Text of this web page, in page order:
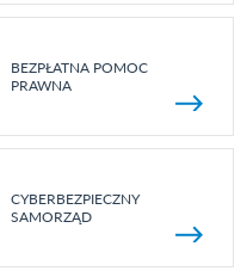
BEZPŁATNA POMOC
PRAWNA
CYBERBEZPIECZNY
SAMORZĄD